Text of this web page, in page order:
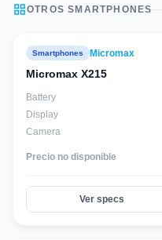
grid_viewOTROSSMARTPHONES
Smartphones Micromax
Micromax X215
Battery
Display
Camera
Precio no disponible
Ver specs